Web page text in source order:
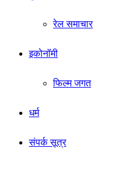
रेल समाचार
इकोनॉमी
फिल्म जगत
धर्म
संपर्क सूत्र